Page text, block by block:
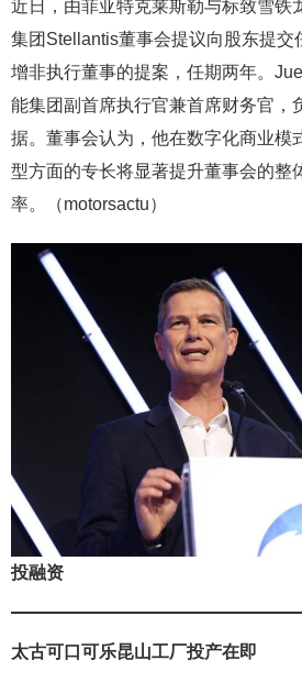
近日，由菲亚特克莱斯勒与标致雪铁
集团Stellantis董事会提议向股东提交
增非执行董事的提案，任期两年。
能集团副首席执行官兼首席财务官，
据。董事会认为，他在数字化商业模
型方面的专长将显著提升董事会的整
率。（motorsactu）
投融资
太古可口可乐昆山工厂投产在即